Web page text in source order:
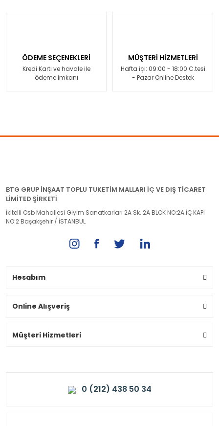
ÖDEME SEÇENEKLERİ
Kredi Kartı ve havale ile
ödeme imkanı
MÜŞTERİ HİZMETLERİ
Hafta içi: 09:00 - 18:00 C.tesi
- Pazar Online Destek
BTG GRUP İNŞAAT TOPLU TUKETİM MALLARI İÇ VE DIŞ TİCARET
LİMİTED ŞİRKETİ
İkitelli Osb Mahallesi Giyim Sanatkarları 2A Sk. 2A BLOK NO:2A İÇ KAPI
NO:2 Başakşehir / İSTANBUL
Hesabım
Online Alışveriş
Müşteri Hizmetleri
0 (212) 438 50 34